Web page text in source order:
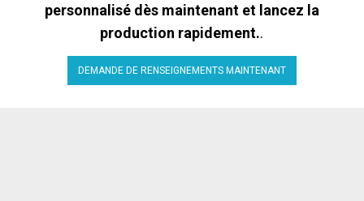
personnalisé dès maintenant et lancez la
production rapidement..
DEMANDE DE RENSEIGNEMENTS MAINTENANT